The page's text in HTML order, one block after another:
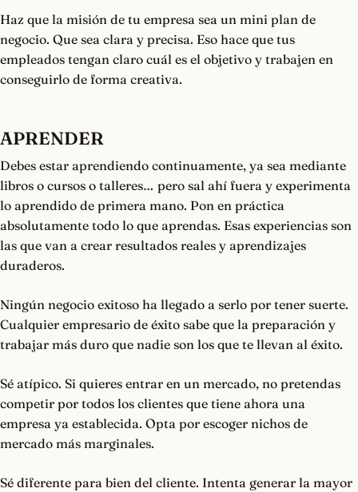
Haz que la misión de tu empresa sea un mini plan de
negocio. Que sea clara y precisa. Eso hace que tus
empleados tengan claro cuál es el objetivo y trabajen en
conseguirlo de forma creativa.
APRENDER
Debes estar aprendiendo continuamente, ya sea mediante
libros o cursos o talleres… pero sal ahí fuera y experimenta
lo aprendido de primera mano. Pon en práctica
absolutamente todo lo que aprendas. Esas experiencias son
las que van a crear resultados reales y aprendizajes
duraderos.
Ningún negocio exitoso ha llegado a serlo por tener suerte.
Cualquier empresario de éxito sabe que la preparación y
trabajar más duro que nadie son los que te llevan al éxito.
Sé atípico. Si quieres entrar en un mercado, no pretendas
competir por todos los clientes que tiene ahora una
empresa ya establecida. Opta por escoger nichos de
mercado más marginales.
Sé diferente para bien del cliente. Intenta generar la mayor